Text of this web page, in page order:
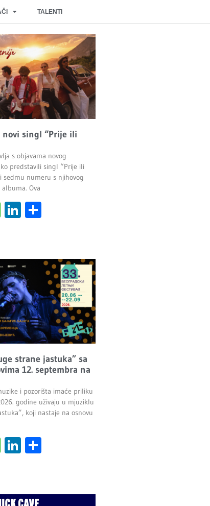
TALENTI
novi singl “Prije ili
s objavama novog
predstavili singl “Prije ili
sedmu numeru s njihovog
Ova
WhatsApp
LinkedIn
strane jastuka” sa
12. septembra na
i pozorišta imaće priliku
godine uživaju u mjuziklu
koji nastaje na osnovu
WhatsApp
LinkedIn